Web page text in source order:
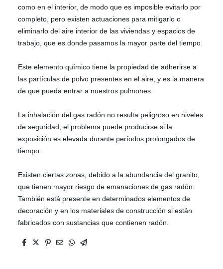
como en el interior, de modo que es imposible evitarlo por
completo, pero existen actuaciones para mitigarlo o
eliminarlo del aire interior de las viviendas y espacios de
trabajo, que es donde pasamos la mayor parte del tiempo.
Este elemento químico tiene la propiedad de adherirse a
las partículas de polvo presentes en el aire, y es la manera
de que pueda entrar a nuestros pulmones.
La inhalación del gas radón no resulta peligroso en niveles
de seguridad; el problema puede producirse si la
exposición es elevada durante períodos prolongados de
tiempo.
Existen ciertas zonas, debido a la abundancia del granito,
que tienen mayor riesgo de emanaciones de gas radón.
También está presente en determinados elementos de
decoración y en los materiales de construcción si están
fabricados con sustancias que contienen radón.